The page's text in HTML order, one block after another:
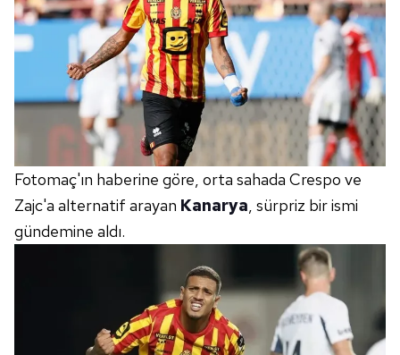
Fotomaç'ın haberine göre, orta sahada Crespo ve
Zajc'a alternatif arayan Kanarya, sürpriz bir ismi
gündemine aldı.